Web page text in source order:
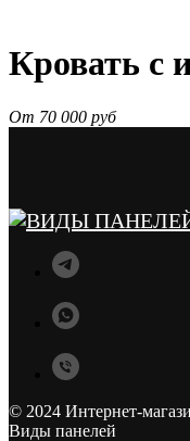
Кровать с
От 70 000 руб
© 2024 Интернет-
Виды панелей